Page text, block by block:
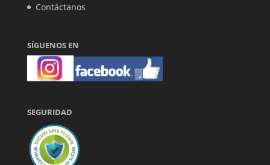
Contáctanos
SÍGUENOS EN
SEGURIDAD